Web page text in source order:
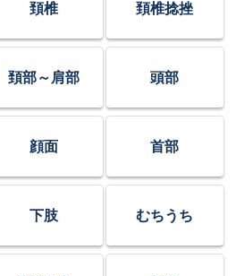
頚椎 頚椎捻挫
頚部～肩部 頭部
顔面 首部
下肢 むちうち